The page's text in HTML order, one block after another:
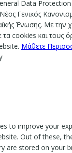
Data
Γενικός
Ένωσης. Με την
cookies και τους
Μάθετε
to improve your
Out of these,
are stored on your